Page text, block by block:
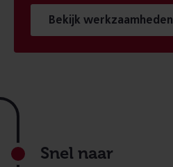
Bekijk werkzaamheden
Footer
Snel naar